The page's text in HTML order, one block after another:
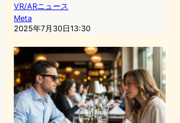
VR/ARニュース
Meta
2025年7月30日13:30